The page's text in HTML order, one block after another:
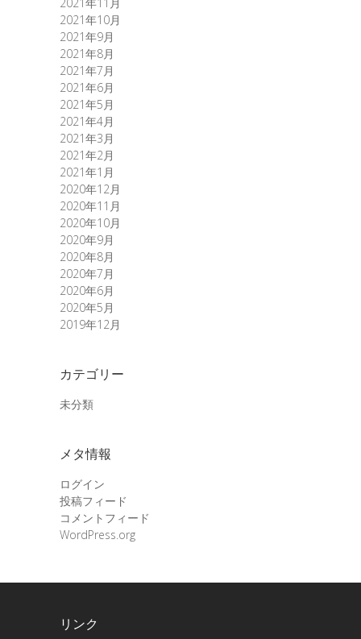
2021年10月
2021年9月
2021年8月
2021年7月
2021年6月
2021年5月
2021年4月
2021年3月
2021年2月
2021年1月
2020年12月
2020年11月
2020年10月
2020年9月
2020年8月
2020年7月
2020年6月
2020年5月
2019年12月
カテゴリー
未分類
メタ情報
ログイン
投稿フィード
コメントフィード
WordPress.org
リンク